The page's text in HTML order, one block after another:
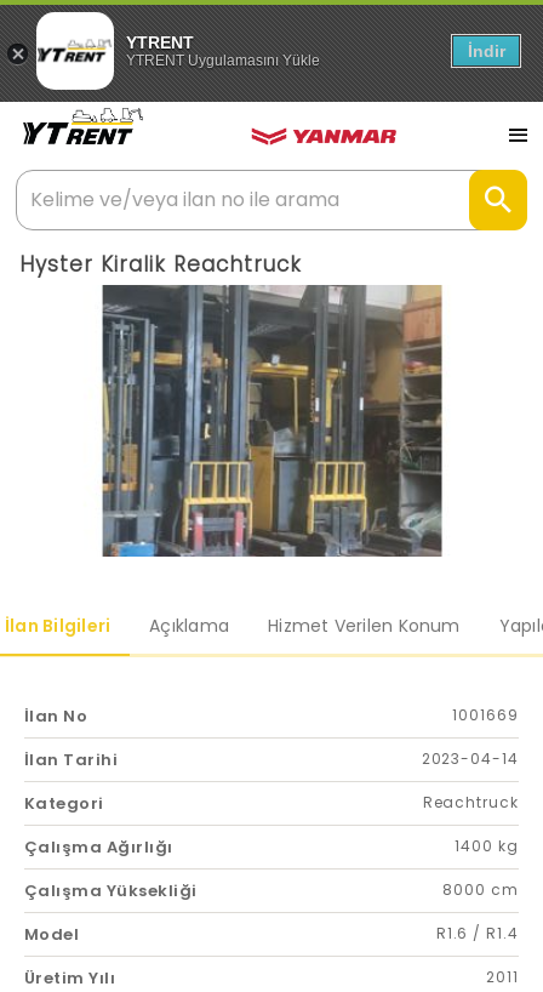
YTRENT
YTRENT Uygulamasını Yükle İndir
Hyster Kiralik Reachtruck
İlan Bilgileri Açıklama Hizmet Verilen Konum
İlan No 1001669
İlan Tarihi 2023-04-14
Kategori Reachtruck
Çalışma Ağırlığı 1400 kg
Çalışma Yüksekliği 8000 cm
Model R1.6 / R1.4
Üretim Yılı 2011